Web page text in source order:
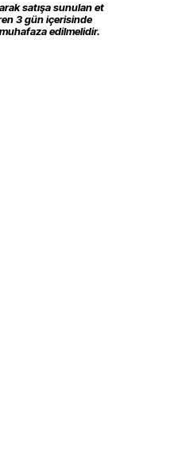
satışa sunulan et
3 gün içerisinde
edilmelidir.